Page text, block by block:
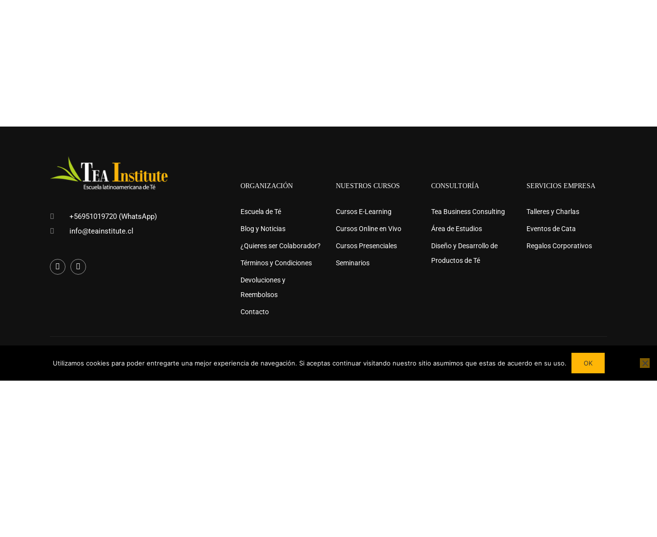
+56951019720 (WhatsApp)
info@teainstitute.cl
ORGANIZACIÓN
Escuela de Té
Blog y Noticias
¿Quieres ser Colaborador?
Términos y Condiciones
Devoluciones y
Reembolsos
Contacto
NUESTROS CURSOS
Cursos E-Learning
Cursos Online en Vivo
Cursos Presenciales
Seminarios
CONSULTORÍA
Tea Business Consulting
Área de Estudios
Diseño y Desarrollo de
Productos de Té
SERVICIOS EMPRESA
Talleres y Charlas
Eventos de Cata
Regalos Corporativos
® 2026. Todos Los derechos Reservados
¿DESEAS SER COLABORADOR?
Trasforma tu pasión por el té en contenidos y cursos. Conviértete en referente del mundo del Té en tu País y en el extranjero
junto a nuestro Apoyo!
Utilizamos cookies para poder entregarte una mejor experiencia de navegación. Si aceptas continuar visitando nuestro sitio asumimos que estas de acuerdo en su uso. OK